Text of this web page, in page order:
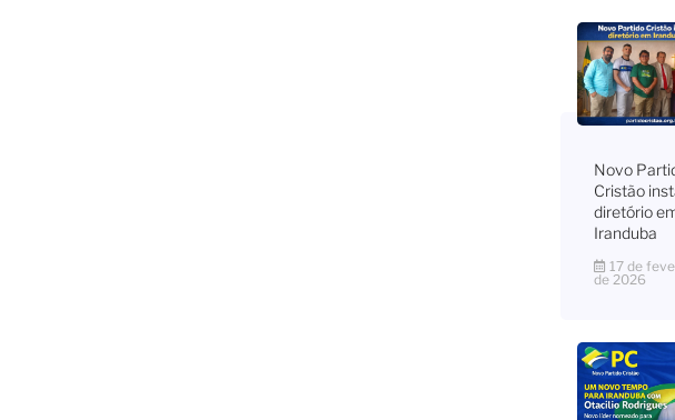
Novo
Cristão
diretório
Iranduba
17 de
de 2026